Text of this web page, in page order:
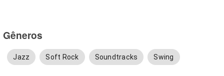
Gêneros
Jazz Soft Rock Soundtracks Swing